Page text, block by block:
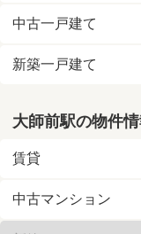
中古一戸建て
新築一戸建て
大師前駅の物件
賃貸
中古マンション